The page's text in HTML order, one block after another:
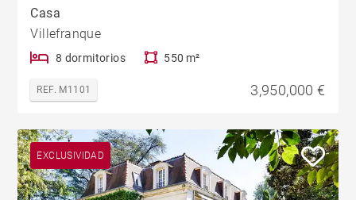
Casa
Villefranque
8 dormitorios 550 m²
REF. M1101 3,950,000 €
EXCLUSIVIDAD